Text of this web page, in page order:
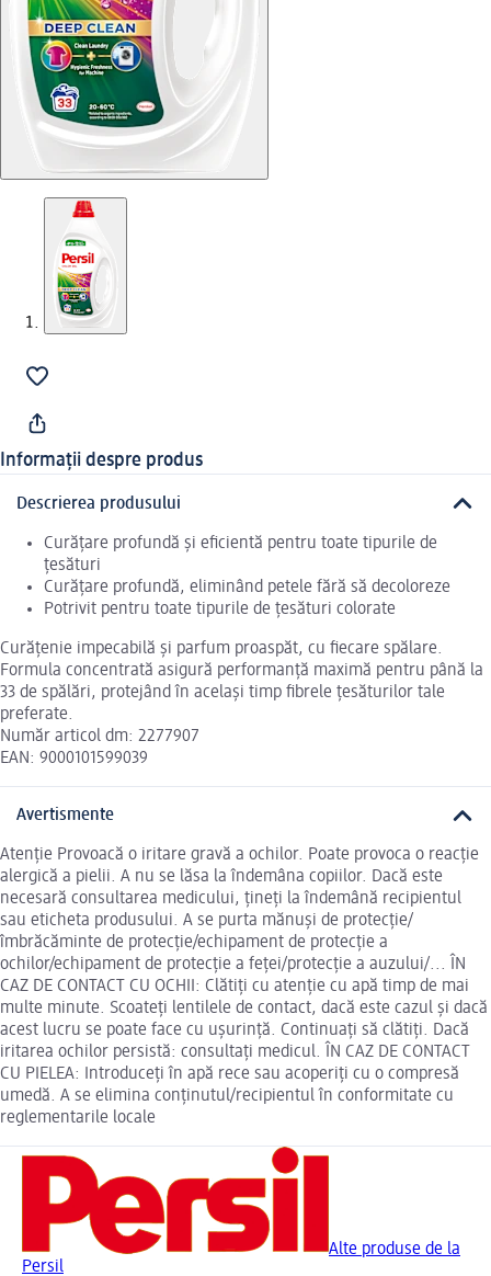
Informații despre produs
Descrierea produsului
Curățare profundă și eficientă pentru toate tipurile de
țesături
Curățare profundă, eliminând petele fără să decoloreze
Potrivit pentru toate tipurile de țesături colorate
Curățenie impecabilă și parfum proaspăt, cu fiecare spălare.
Formula concentrată asigură performanță maximă pentru până la
33 de spălări, protejând în același timp fibrele țesăturilor tale
preferate.
Număr articol dm: 2277907
EAN: 9000101599039
Avertismente
Atenție Provoacă o iritare gravă a ochilor. Poate provoca o reacţie
alergică a pielii. A nu se lăsa la îndemâna copiilor. Dacă este
necesară consultarea medicului, țineți la îndemână recipientul
sau eticheta produsului. A se purta mănuși de protecție/
îmbrăcăminte de protecție/echipament de protecție a
ochilor/echipament de protecție a feței/protecție a auzului/... ÎN
CAZ DE CONTACT CU OCHII: Clătiți cu atenție cu apă timp de mai
multe minute. Scoateți lentilele de contact, dacă este cazul și dacă
acest lucru se poate face cu ușurință. Continuați să clătiți. Dacă
iritarea ochilor persistă: consultaţi medicul. ÎN CAZ DE CONTACT
CU PIELEA: Introduceți în apă rece sau acoperiți cu o compresă
umedă. A se elimina conținutul/recipientul în conformitate cu
reglementarile locale
Alte produse de la
Persil